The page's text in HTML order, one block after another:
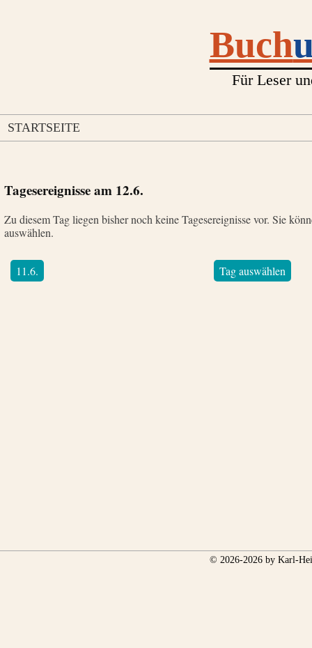
Buch
Für Leser
STARTSEITE
Tagesereignisse am 12.6.
Zu diesem Tag liegen bisher noch keine Tagesereignisse vor. Sie
auswählen.
11.6. Tag auswählen
© 2026-2026 by Karl-